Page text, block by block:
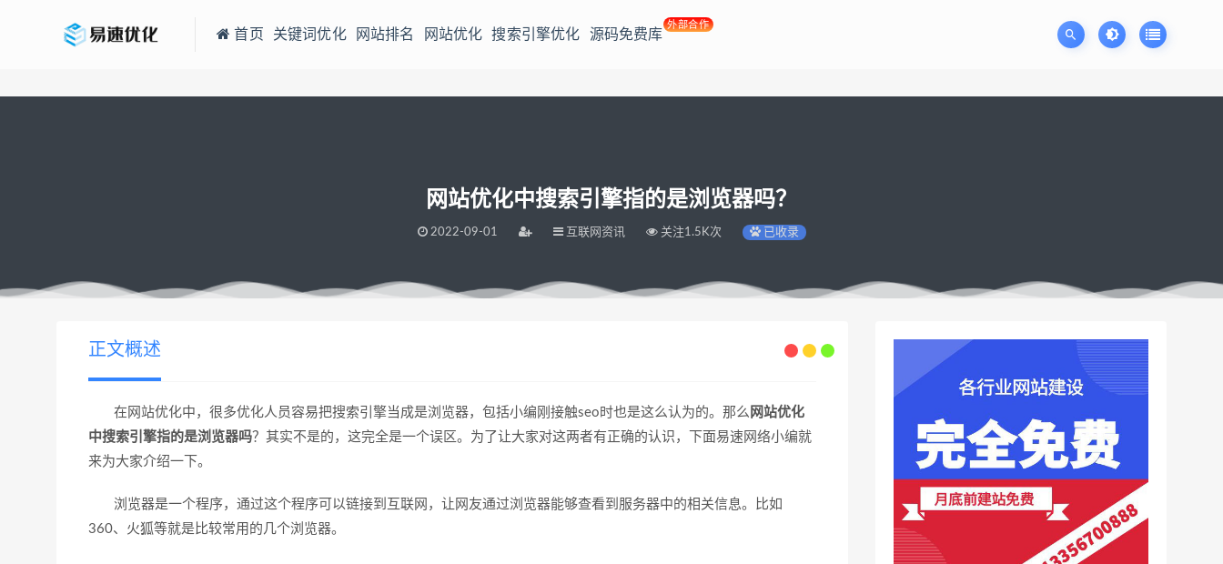
首页 关键词优化 网站排名 网站优化 搜索引擎优化 源码免费库
外部合作
网站优化中搜索引擎指的是浏览器吗？
2022-09-01 互联网资讯 关注1.5K次 已收录
当前位置： >网站优化中搜索引擎指的是浏览器吗？
正文概述
在网站优化中，很多优化人员容易把搜索引擎当成是浏览器，包括小编刚接触seo时也是这么认为的。那么 网站优化
中搜索引擎指的是浏览器吗？其实不是的，这完全是一个误区。为了让大家对这两者有正确的认识，下面易速网络小编就
来为大家介绍一下。
浏览器是一个程序，通过这个程序可以链接到互联网，让网友通过浏览器能够查看到服务器中的相关信息。比如
360、火狐等就是比较常用的几个浏览器。